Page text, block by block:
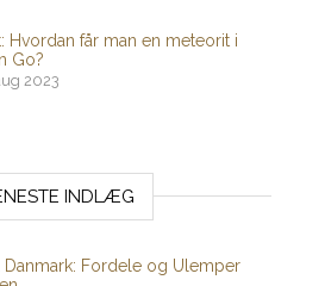
Hvordan får man en meteorit i
Go?
2023
INDLÆG
Danmark: Fordele og Ulemper